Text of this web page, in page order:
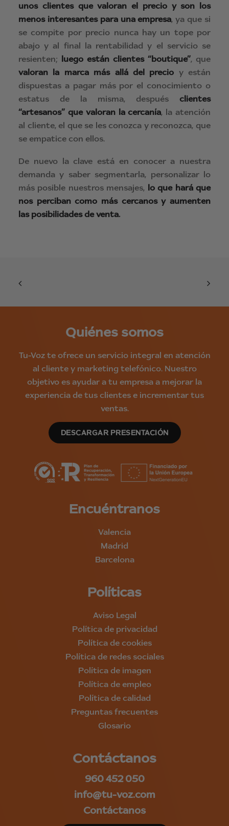
unos clientes que valoran el precio y son los
menos interesantes para una empresa, ya que si
se compite por precio nunca hay un tope por
abajo y al final la rentabilidad y el servicio se
resienten; luego están clientes “boutique”, que
valoran la marca más allá del precio y están
dispuestas a pagar más por el conocimiento o
estatus de la misma, después clientes
“artesanos” que valoran la cercanía, la atención
al cliente, el que se les conozca y reconozca, que
se empatice con ellos.
De nuevo la clave está en conocer a nuestra
demanda y saber segmentarla, personalizar lo
más posible nuestros mensajes, lo que hará que
nos perciban como más cercanos y aumenten
las posibilidades de venta.
Quiénes somos
Tu-Voz te ofrece un servicio integral en atención
al cliente y marketing telefónico. Nuestro
objetivo es ayudar a tu empresa a mejorar la
experiencia de tus clientes e incrementar tus
ventas.
DESCARGAR PRESENTACIÓN
Encuéntranos
Valencia
Madrid
Barcelona
Políticas
Aviso Legal
Política de privacidad
Política de cookies
Política de redes sociales
Política de imagen
Política de empleo
Política de calidad
Preguntas frecuentes
Glosario
Contáctanos
960 452 050
info@tu-voz.com
Contáctanos